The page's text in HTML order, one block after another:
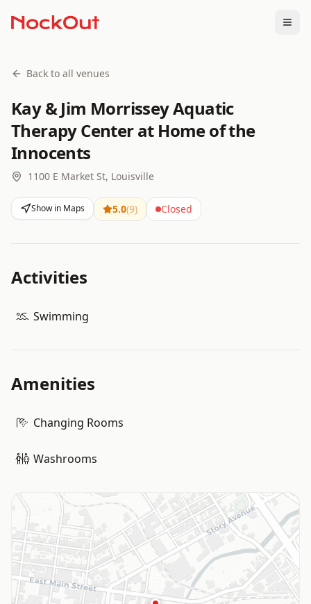
Back to all venues
Kay & Jim Morrissey Aquatic
Therapy Center at Home of the
Innocents
1100 E Market St, Louisville
Show in Maps 5.0(9) Closed
Activities
Swimming
Amenities
Changing Rooms
Washrooms